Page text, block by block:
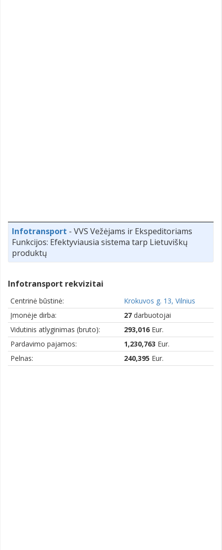
Infotransport - VVS Vežėjams ir Ekspeditoriams
Funkcijos: Efektyviausia sistema tarp Lietuviškų
produktų
Infotransport rekvizitai
Centrinė būstinė:
Krokuvos g. 13, Vilnius
Įmonėje dirba:
27 darbuotojai
Vidutinis atlyginimas (bruto):
293,016 Eur.
Pardavimo pajamos:
1,230,763 Eur.
Pelnas:
240,395 Eur.